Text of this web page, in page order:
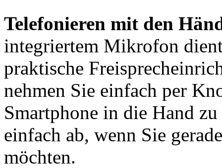
Telefonieren mit den
integriertem Mikrofon
praktische
nehmen Sie einfach per
Smartphone in die Hand
einfach ab, wenn Sie
möchten.